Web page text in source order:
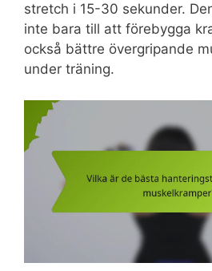
stretch i 15-30 sekunder.
inte bara till att förebygga
också bättre övergripande
under träning.